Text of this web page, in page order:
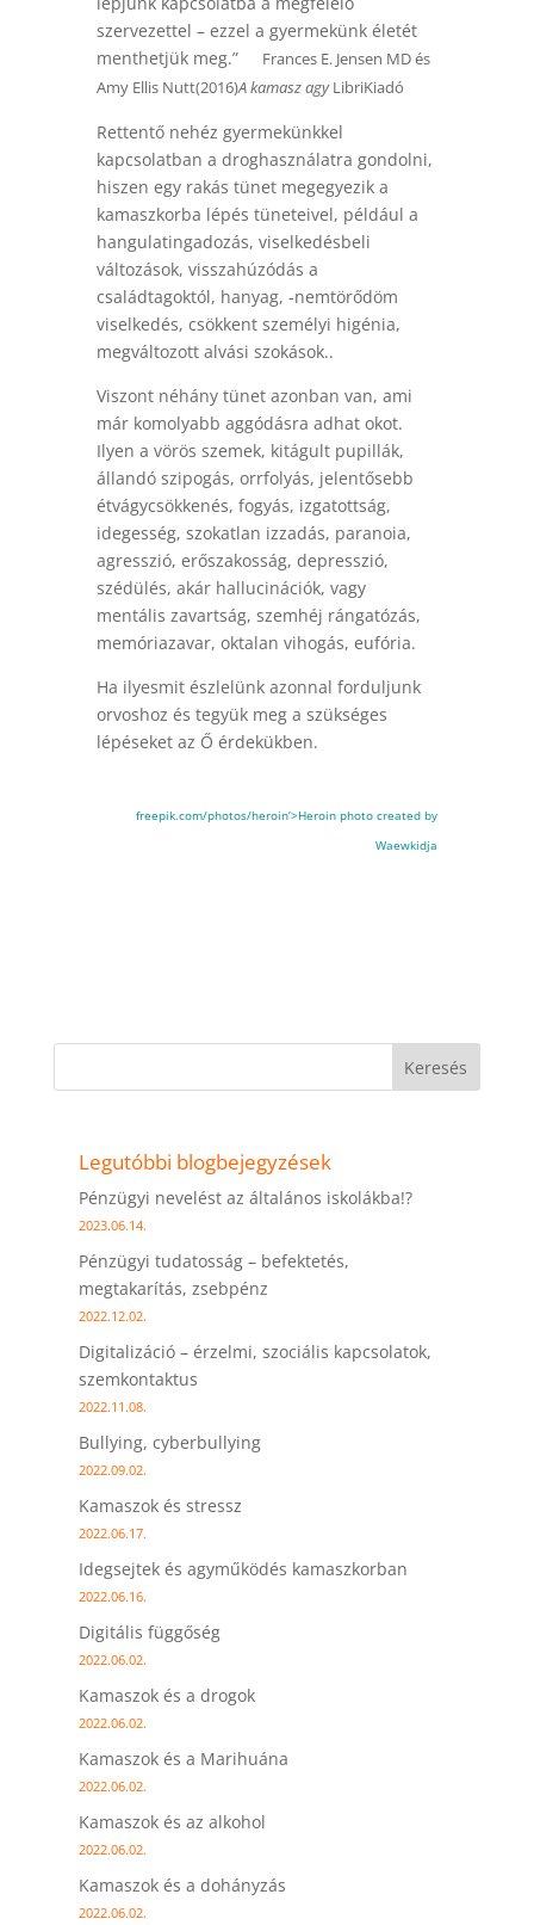
szervezettel – ezzel a gyermekünk életét
menthetjük meg.”
Frances E. Jensen MD és
Amy Ellis Nutt(2016)A kamasz agyLibriKiadó
Rettentő nehéz gyermekünkkel
kapcsolatban a droghasználatra gondolni,
hiszen egy rakás tünet megegyezik a
kamaszkorba lépés tüneteivel, például a
hangulatingadozás, viselkedésbeli
változások, visszahúzódás a
családtagoktól, hanyag, -nemtörődöm
viselkedés, csökkent személyi higénia,
megváltozott alvási szokások..
Viszont néhány tünet azonban van, ami
már komolyabb aggódásra adhat okot.
Ilyen a vörös szemek, kitágult pupillák,
állandó szipogás, orrfolyás, jelentősebb
étvágycsökkenés, fogyás, izgatottság,
idegesség, szokatlan izzadás, paranoia,
agresszió, erőszakosság, depresszió,
szédülés, akár hallucinációk, vagy
mentális zavartság, szemhéj rángatózás,
memóriazavar, oktalan vihogás, eufória.
Ha ilyesmit észlelünk azonnal forduljunk
orvoshoz és tegyük meg a szükséges
lépéseket az Ő érdekükben.
freepik.com/photos/heroin’>Heroin photo created by
Waewkidja
Keresés
Legutóbbi blogbejegyzések
Pénzügyi nevelést az általános iskolákba!?
2023.06.14.
Pénzügyi tudatosság – befektetés,
megtakarítás, zsebpénz
2022.12.02.
Digitalizáció – érzelmi, szociális kapcsolatok,
szemkontaktus
2022.11.08.
Bullying, cyberbullying
2022.09.02.
Kamaszok és stressz
2022.06.17.
Idegsejtek és agyműködés kamaszkorban
2022.06.16.
Digitális függőség
2022.06.02.
Kamaszok és a drogok
2022.06.02.
Kamaszok és a Marihuána
2022.06.02.
Kamaszok és az alkohol
2022.06.02.
Kamaszok és a dohányzás
2022.06.02.